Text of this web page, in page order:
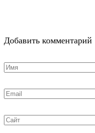
Добавить комментарий
Имя
Email
Сайт